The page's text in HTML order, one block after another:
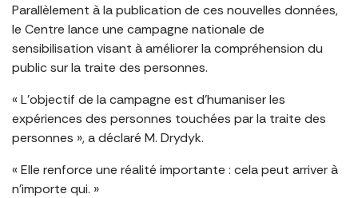
Parallèlement à la publication de ces nouvelles données,
le Centre lance une campagne nationale de
sensibilisation visant à améliorer la compréhension du
public sur la traite des personnes.
« L’objectif de la campagne est d’humaniser les
expériences des personnes touchées par la traite des
personnes », a déclaré M. Drydyk.
« Elle renforce une réalité importante : cela peut arriver à
n’importe qui. »